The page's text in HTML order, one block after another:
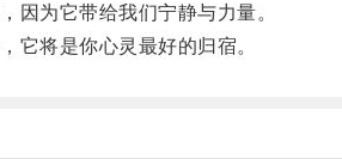
为它带给我们宁静与力量。
将是你心灵最好的归宿。